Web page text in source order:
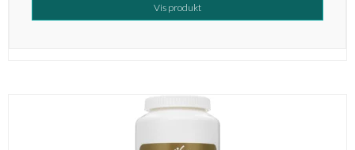
Vis produkt